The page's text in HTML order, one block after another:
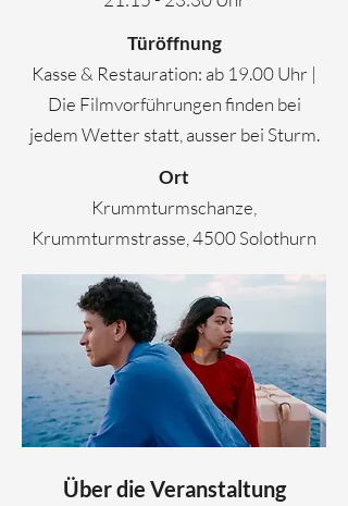
Türöffnung
Kasse & Restauration: ab 19.00 Uhr |
Die Filmvorführungen finden bei
jedem Wetter statt, ausser bei Sturm.
Ort
Krummturmschanze,
Krummturmstrasse, 4500 Solothurn
Über die Veranstaltung